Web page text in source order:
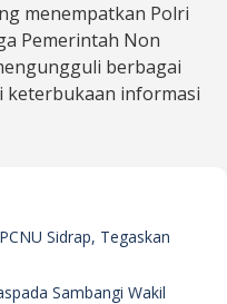
menempatkan Polri
Pemerintah Non
berbagai
keterbukaan informasi
Sidrap, Tegaskan
Sambangi Wakil